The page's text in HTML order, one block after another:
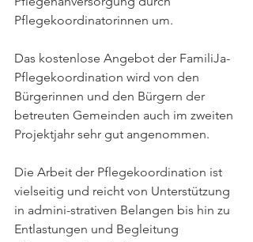
Pflegekoordinatorinnen um.
Das kostenlose Angebot der FamiliJa-
Pflegekoordination wird von den
Bürgerinnen und den Bürgern der
betreuten Gemeinden auch im zweiten
Projektjahr sehr gut angenommen.
Die Arbeit der Pflegekoordination ist
vielseitig und reicht von Unterstützung
in admini-strativen Belangen bis hin zu
Entlastungen und Begleitung